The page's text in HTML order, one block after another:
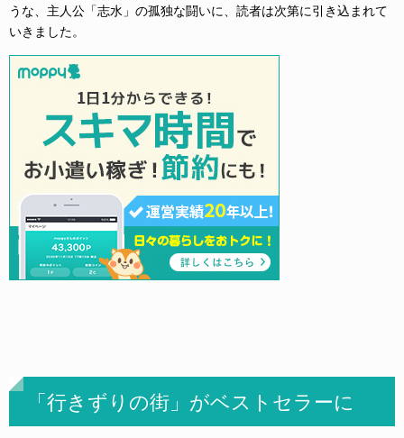
うな、主人公「志水」の孤独な闘いに、読者は次第に引き込まれて
いきました。
「行きずりの街」がベストセラーに